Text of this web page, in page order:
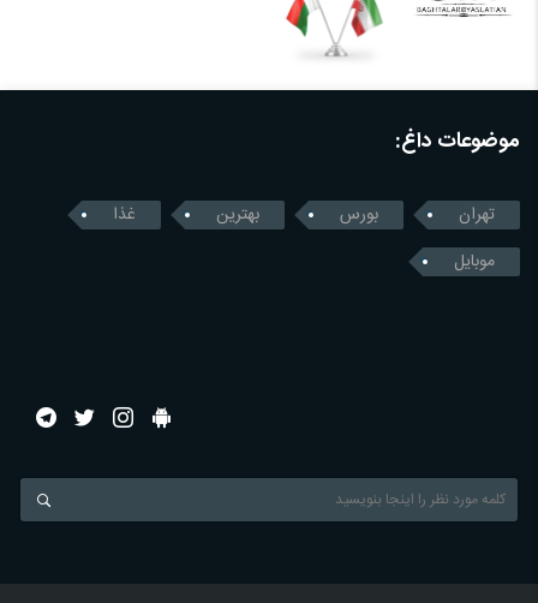
موضوعات داغ:
تهران بورس بهترین
غذا
موبایل